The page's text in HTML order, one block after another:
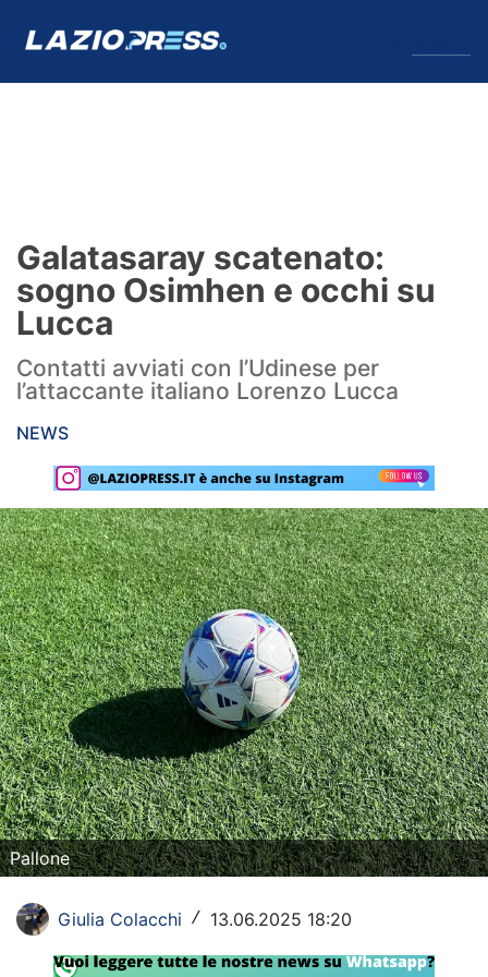
Formello
Infortuni
Primavera
Calciomercato
Lazio Women
Rassegna Lazio
Social
Calcio
Serie A
Champions League
Europa League
Altri Sport
Formula 1
Tennis
Vela
Galatasaray scatenato:
sogno Osimhen e occhi su
Lucca
Contatti avviati con l’Udinese per
l’attaccante italiano Lorenzo Lucca
NEWS
Pallone
Giulia Colacchi / 13.06.2025 18:20